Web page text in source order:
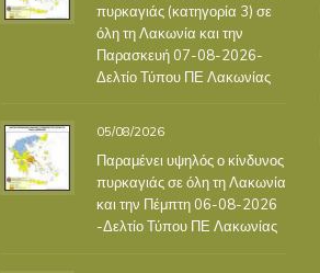
πυρκαγιάς (κατηγορία 3) σε
όλη τη Λακωνία και την
Παρασκευή 07-08-2026-
Δελτίο Τύπου ΠΕ Λακωνίας
05/08/2026
Παραμένει υψηλός ο κίνδυνος
πυρκαγιάς σε όλη τη Λακωνία
και την Πέμπτη 06-08-2026
-Δελτίο Τύπου ΠΕ Λακωνίας